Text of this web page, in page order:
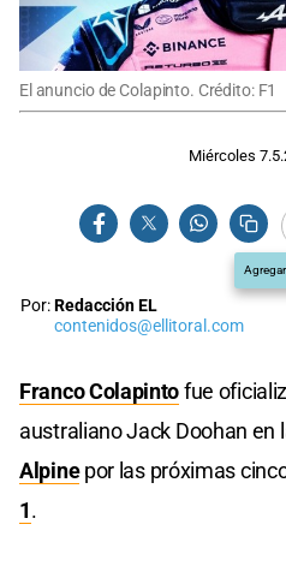
El anuncio de Colapinto. Crédito: F1
Miércoles
Por:Redacción EL
contenidos@ellitoral.com
Franco Colapintofue
australiano Jack Doohan en
Alpinepor las próximas
1.